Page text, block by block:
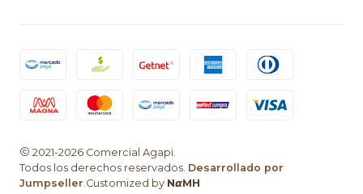
2021-2026 Comercial Agapi.
Todos los derechos reservados. Desarrollado por
Jumpseller.Customized by N𝞪MH